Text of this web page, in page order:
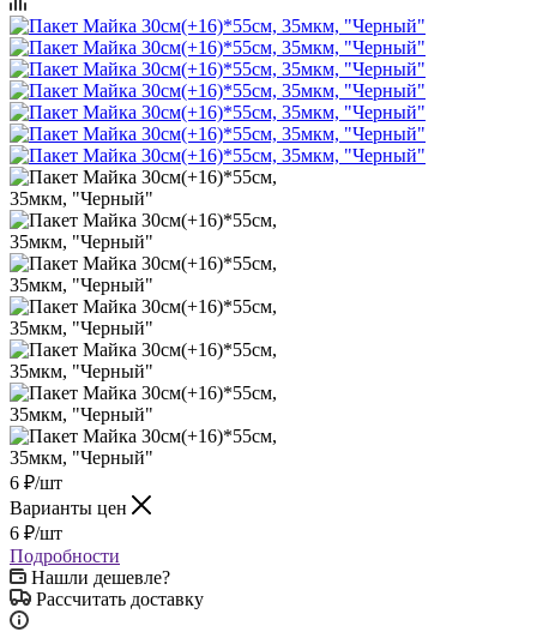
6 ₽/шт
Варианты цен
6 ₽/шт
Подробности
Нашли дешевле?
Рассчитать доставку